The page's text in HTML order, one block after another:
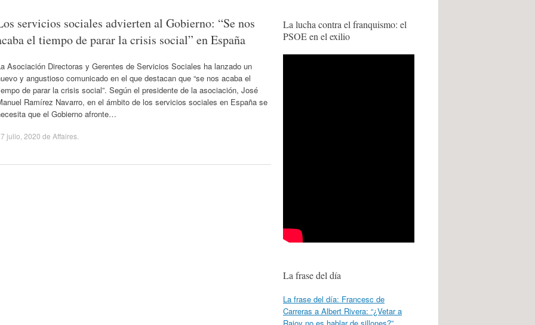
servicios sociales advierten al Gobierno: “Se nos
el tiempo de parar la crisis social” en España
Asociación Directoras y Gerentes de Servicios Sociales ha lanzado un
y angustioso comunicado en el que destacan que “se nos acaba el
de parar la crisis social”. Según el presidente de la asociación, José
Ramírez Navarro, en el ámbito de los servicios sociales en España se
que el Gobierno afronte…
julio, 2020 de Affaires
La lucha contra el franquismo: el
PSOE en el exilio
La frase del día
La frase del día: Francesc de
Carreras a Albert Rivera: “¿Vetar a